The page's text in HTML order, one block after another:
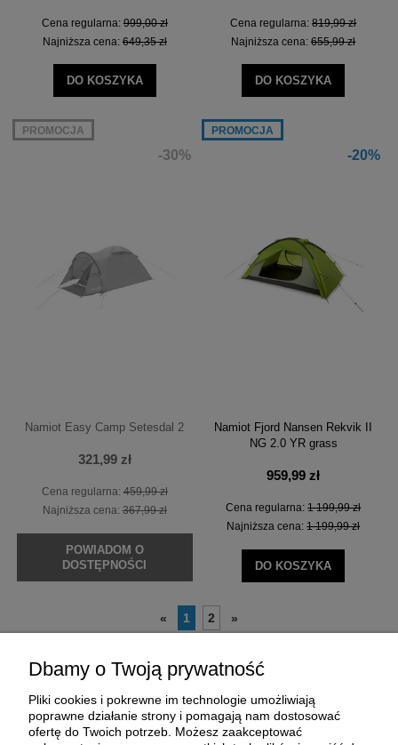
Cena regularna:999,00 zł
Najniższa cena:649,35 zł
DO KOSZYKA
Cena regularna:819,99 zł
Najniższa cena:655,99 zł
DO KOSZYKA
-30%
Namiot Easy Camp Setesdal 2
321,99 zł
Cena regularna: 459,99 zł
Najniższa cena: 367,99 zł
POWIADOM O
DOSTĘPNOŚCI
PROMOCJA
-20%
Namiot Fjord Nansen Rekvik II
NG 2.0 YR grass
959,99 zł
Cena regularna:1 199,99 zł
Najniższa cena:1 199,99 zł
DO KOSZYKA
PROMOCJA
« 1 2 »
Dbamy o Twoją prywatność
Pliki cookies i pokrewne im technologie umożliwiają
poprawne działanie strony i pomagają nam dostosować
ofertę do Twoich potrzeb. Możesz zaakceptować